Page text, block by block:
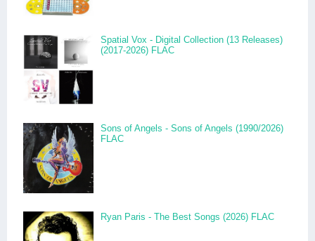
Spatial Vox - Digital Collection (13 Releases)
(2017-2026) FLAC
Sons of Angels - Sons of Angels (1990/2026)
FLAC
Ryan Paris - The Best Songs (2026) FLAC